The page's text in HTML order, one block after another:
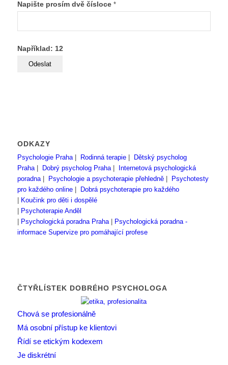
Napište prosím dvě čísloce *
Například: 12
ODKAZY
Psychologie Praha| Rodinná terapie|
Dětský psycholog
Praha| Dobrý psycholog Praha|
Internetová psychologická
poradna| Psychologie a psychoterapie přehledně|
Psychotesty
pro každého online|
Dobrá psychoterapie pro každého
Koučink pro děti i dospělé
Psychoterapie Anděl
Psychologická poradna Praha|
Psychologická poradna -
informace Supervize pro pomáhající profese
ČTYŘLÍSTEK DOBRÉHO PSYCHOLOGA
Chová se profesionálně
Má osobní přístup ke klientovi
Řídí se etickým kodexem
Je diskrétní